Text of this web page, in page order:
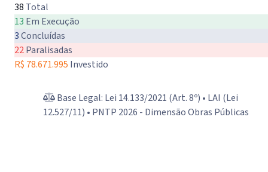
38 Total
13 Em Execução
3Concluídas
22Paralisadas
R$ 78.671.995 Investido
Base Legal: Lei 14.133/2021 (Art. 8º) • LAI (Lei
12.527/11) • PNTP 2026 - Dimensão Obras Públicas